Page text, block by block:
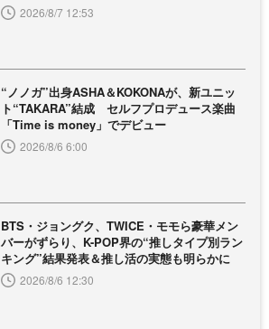
2026/8/7 12:53
“ノノガ”出身ASHA＆KOKONAが、新ユニッ
ト“TAKARA”結成 セルフプロデュース楽曲
「Time is money」でデビュー
2026/8/6 6:00
BTS・ジョングク、TWICE・モモら豪華メン
バーがずらり、K-POP界の“推しタイプ別ラン
キング”結果発表＆推し活の実態も明らかに
2026/8/6 12:30